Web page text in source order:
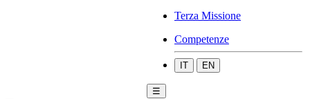
Terza Missione
Competenze
IT EN
☰